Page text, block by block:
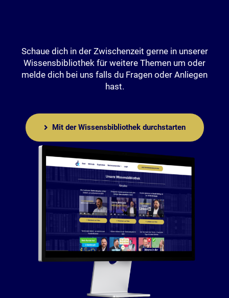
Schaue dich in der Zwischenzeit gerne in unserer
Wissensbibliothek für weitere Themen um oder
melde dich bei uns falls du Fragen oder Anliegen
hast.
Mit der Wissensbibliothek durchstarten